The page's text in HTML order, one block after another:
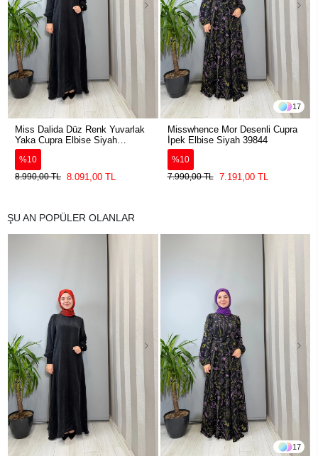
Miss Dalida Düz Renk Yuvarlak
Yaka Cupra Elbise Siyah
2264304
%10
8.990,00 TL 8.091,00 TL
17
Misswhence Mor Desenli Cupra
İpek Elbise Siyah 39844
%10
7.990,00 TL
7.191,00 TL
ŞU AN POPÜLER OLANLAR
17